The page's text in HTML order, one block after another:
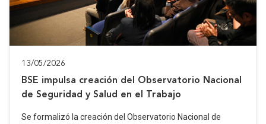
13/05/2026
BSE impulsa creación del Observatorio Nacional
de Seguridad y Salud en el Trabajo
Se formalizó la creación del Observatorio Nacional de